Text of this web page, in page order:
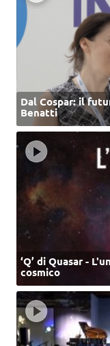
Dal Cospar: il
Benatti
‘Q’ di Quasar -
cosmico